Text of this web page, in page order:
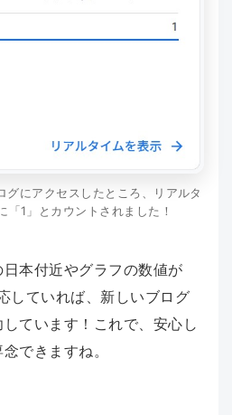
にアクセスしたところ、リアルタ
「1」とカウントされました！
本付近やグラフの数値が
していれば、新しいブログ
ています！これで、安心し
できますね。